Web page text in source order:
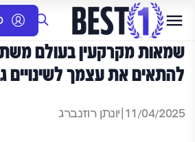
שמאות מקרקעין בעולם
להתאים את עצמך לשינויים
11/04/2025 יונתן רוזנברג